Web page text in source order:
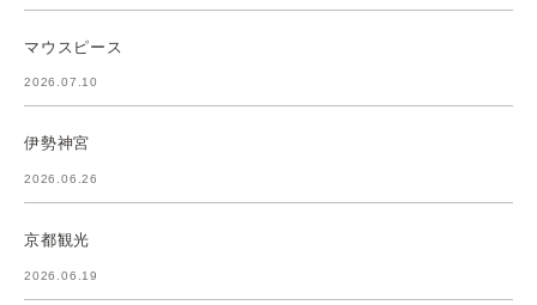
マウスピース
2026.07.10
伊勢神宮
2026.06.26
京都観光
2026.06.19